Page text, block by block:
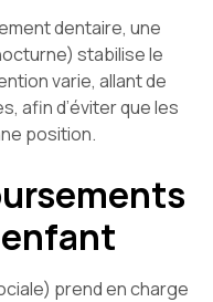
dentaire, une
stabilise le
varie, allant de
afin d’éviter que les
position.
prend en charge